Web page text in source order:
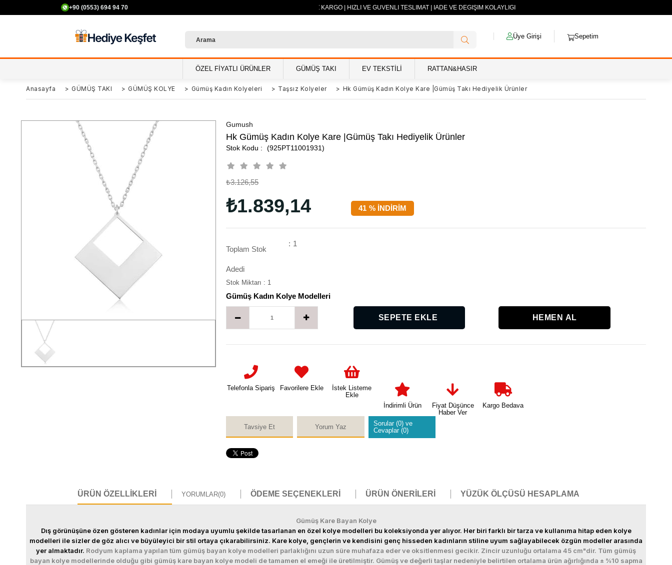
+90 (0553) 694 94 70 500 TL VE ÜZERİ ÜCRETSİZ KARGO | HIZLI VE GÜVENLİ TESLİMAT | İADE VE DEĞİŞİM KOLAYLIĞI
Üye Girişi Sepetim
ÖZEL FİYATLI ÜRÜNLER GÜMÜŞ TAKI EV TEKSTİLİ RATTAN&HASIR
Anasayfa > GÜMÜŞ TAKI > GÜMÜŞ KOLYE > Gümüş Kadın Kolyeleri > Taşsız Kolyeler > Hk Gümüş Kadın Kolye Kare |Gümüş Takı Hediyelik Ürünler
Gumush
Hk Gümüş Kadın Kolye Kare |Gümüş Takı Hediyelik Ürünler
(925PT11001931)
%
41 İNDIRIM
₺3.126,55
₺1.839,14
Toplam Stok
Adedi
: 1
Stok Miktarı : 1
Gümüş Kadın Kolye Modelleri
Telefonla Sipariş Favorilere Ekle
İstek Listeme
Ekle
İndirimli Ürün
Fiyat Düşünce
Haber Ver
Kargo Bedava
Tavsiye Et Yorum Yaz
Sorular (0) ve
Cevaplar (0)
ÜRÜN ÖZELLIKLERI YORUMLAR(0) ÖDEME SEÇENEKLERI ÜRÜN ÖNERILERI YÜZÜK ÖLÇÜSÜ HESAPLAMA
Gümüş Kare Bayan Kolye
Dış görünüşüne özen gösteren kadınlar için modaya uyumlu şekilde tasarlanan en özel kolye modelleri bu koleksiyonda yer alıyor. Her biri farklı bir tarza ve kullanıma hitap eden kolye
modelleri ile sizler de göz alıcı ve büyüleyici bir stil ortaya çıkarabilirsiniz. Kare kolye, gençlerin ve kendisini genç hisseden kadınların stiline uyum sağlayabilecek özgün modeller arasında
yer almaktadır. Rodyum kaplama yapılan tüm gümüş bayan kolye modelleri parlaklığını uzun süre muhafaza eder ve oksitlenmesi gecikir. Zincir uzunluğu ortalama 45 cm"dir. Tüm gümüş
bayan kolye modellerinde olduğu gibi gümüş kare bayan kolye modeli de tamamen el emeği ile üretilmiştir. Gümüş ve değerli taşlar nedeniyle belirtilen ortalama ürün ağırlığında ± %10 sapma